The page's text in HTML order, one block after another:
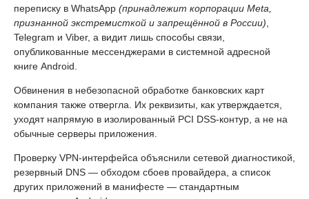
переписку в WhatsApp (принадлежит корпорации Meta,
признанной экстремисткой и запрещённой в России)
Telegram и Viber, а видит лишь способы связи,
опубликованные мессенджерами в системной адресной
книге Android.
Обвинения в небезопасной обработке банковских карт
компания также отвергла. Их реквизиты, как утверждается,
уходят напрямую в изолированный PCI DSS-контур, а не на
обычные серверы приложения.
Проверку VPN-интерфейса объяснили сетевой диагностикой,
резервный DNS — обходом сбоев провайдера, а список
других приложений в манифесте — стандартным